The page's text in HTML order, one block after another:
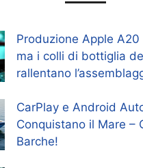
Produzione Apple
ma i colli di bottiglia
rallentano
CarPlay e Android
Conquistano il Mare –
Barche!